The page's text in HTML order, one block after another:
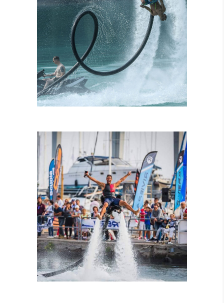
ATTRAZIONI
COMBINATE
ISTRUTTORI
CERTIFICATI